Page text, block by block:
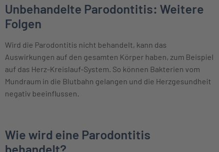
Unbehandelte Parodontitis: Weitere
Folgen
Wird die Parodontitis nicht behandelt, kann das
Auswirkungen auf den gesamten Körper haben, zum Beispiel
auf das Herz-Kreislauf-System. So können Bakterien vom
Mundraum in die Blutbahn gelangen und die Herzgesundheit
negativ beeinflussen.
Wie wird eine Parodontitis
behandelt?